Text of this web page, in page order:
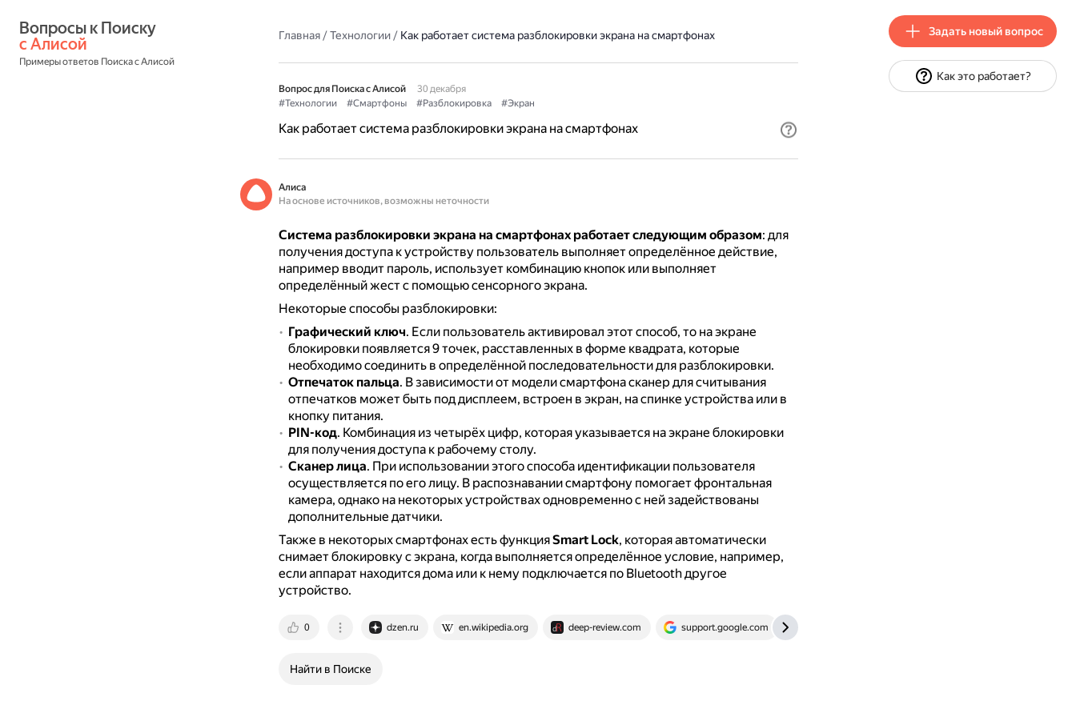
с Алисой
Примеры ответов Поиска с Алисой
Главная/Технологии/ Как работает система разблокировки экрана на смартфонах
Вопрос для Поиска с Алисой
30 декабря
#Технологии
#Смартфоны #Разблокировка #Экран
Как работает система разблокировки экрана на смартфонах
Алиса
На основе источников, возможны неточности
Система разблокировки экрана на смартфонах работает следующим образом: для
получения доступа к устройству пользователь выполняет определённое действие,
например вводит пароль, использует комбинацию кнопок или выполняет
определённый жест с помощью сенсорного экрана.
Некоторые способы разблокировки:
Графический ключ. Если пользователь активировал этот способ, то на экране
блокировки появляется 9 точек, расставленных в форме квадрата, которые
необходимо соединить в определённой последовательности для разблокировки.
Отпечаток пальца. В зависимости от модели смартфона сканер для считывания
отпечатков может быть под дисплеем, встроен в экран, на спинке устройства или в
кнопку питания.
PIN-код. Комбинация из четырёх цифр, которая указывается на экране блокировки
для получения доступа к рабочему столу.
Сканер лица. При использовании этого способа идентификации пользователя
осуществляется по его лицу. В распознавании смартфону помогает фронтальная
камера, однако на некоторых устройствах одновременно с ней задействованы
дополнительные датчики.
Также в некоторых смартфонах есть функцияSmart Lock, которая автоматически
снимает блокировку с экрана, когда выполняется определённое условие, например,
если аппарат находится дома или к нему подключается по Bluetooth другое
устройство.
0 dzen.ru en.wikipedia.org deep-review.com support.google.com
Найти в Поиске
Задать новый вопрос
Как это работает?